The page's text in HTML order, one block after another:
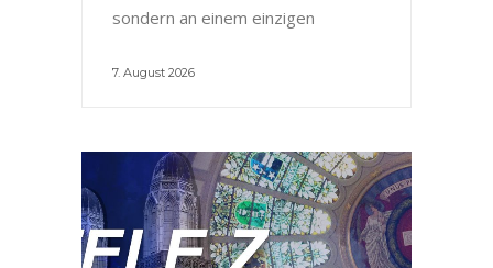
sondern an einem einzigen
7. August 2026